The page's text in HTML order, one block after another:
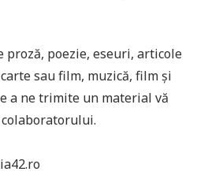
poezie, eseuri, articole
sau film, muzică, film și
a ne trimite un material vă